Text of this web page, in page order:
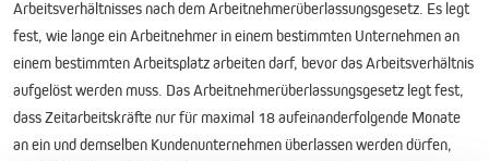
Arbeitsverhältnisses nach dem Arbeitnehmerüberlassungsgesetz. Es legt
fest, wie lange ein Arbeitnehmer in einem bestimmten Unternehmen an
einem bestimmten Arbeitsplatz arbeiten darf, bevor das Arbeitsverhältnis
aufgelöst werden muss. Das Arbeitnehmerüberlassungsgesetz legt fest,
dass Zeitarbeitskräfte nur für maximal 18 aufeinanderfolgende Monate
an ein und demselben Kundenunternehmen überlassen werden dürfen,